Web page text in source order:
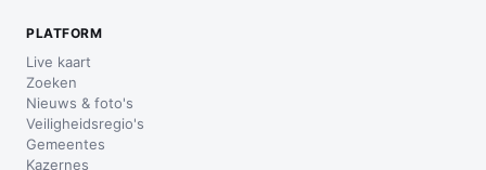
PLATFORM
Live kaart
Zoeken
Nieuws & foto's
Veiligheidsregio's
Gemeentes
Kazernes